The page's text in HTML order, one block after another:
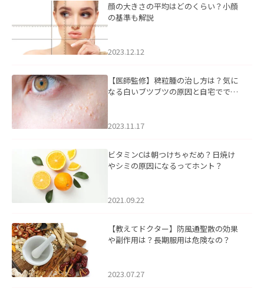
顔の大きさの平均はどのくらい？小顔
の基準も解説
2023.12.12
【医師監修】稗粒腫の治し方は？気に
なる白いブツブツの原因と自宅ででき
2023.11.17
ビタミンCは朝つけちゃだめ？日焼け
やシミの原因になるってホント？
2021.09.22
【教えてドクター】防風通聖散の効果
や副作用は？長期服用は危険なの？
2023.07.27